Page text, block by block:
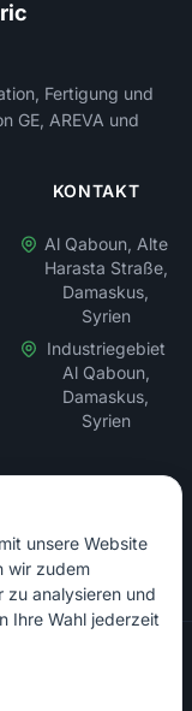
Fertigung und
GE, AREVA und
KONTAKT
Al Qaboun, Alte
Harasta Straße,
Damaskus,
Syrien
Industriegebiet
Al Qaboun,
Damaskus,
Syrien
unsere Website
wir zudem
zu analysieren und
Ihre Wahl jederzeit